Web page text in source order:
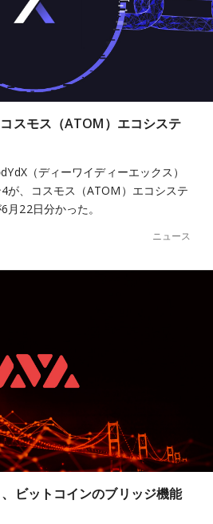
スモス（ATOM）エコシステ
（ディーワイディーエックス）
が、コスモス（ATOM）エコシステ
22日分かった。
ニュース
ビットコインのブリッジ機能